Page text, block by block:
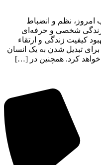
امروز، نظم و انضباط
شخصی و حرفه‌ای
کیفیت زندگی و ارتقاء
تبدیل شدن به یک انسان
کرد. همچنین در […]